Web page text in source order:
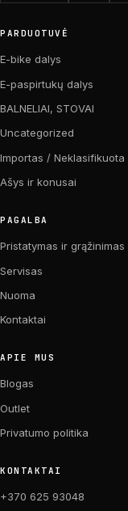
PARDUOTUVĖ
E-bike dalys
E-paspirtukų dalys
BALNELIAI, STOVAI
Uncategorized
Importas / Neklasifikuota
Ašys ir konusai
PAGALBA
Pristatymas ir grąžinimas
Servisas
Nuoma
Kontaktai
APIE MUS
Blogas
Outlet
Privatumo politika
KONTAKTAI
+370 625 93048